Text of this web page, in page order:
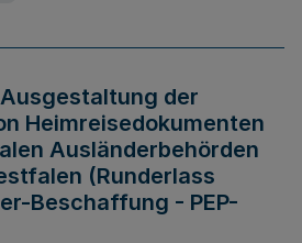
der
Heimreisedokumenten
Ausländerbehörden
(Runderlass
Beschaffung - PEP-